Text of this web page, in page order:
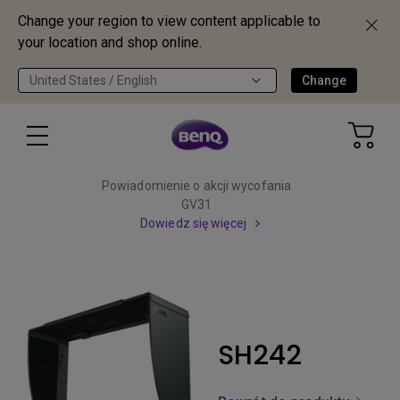
Change your region to view content applicable to
your location and shop online.
United States / English Change
Powiadomienie o akcji wycofania
GV31
Dowiedz się więcej
SH242